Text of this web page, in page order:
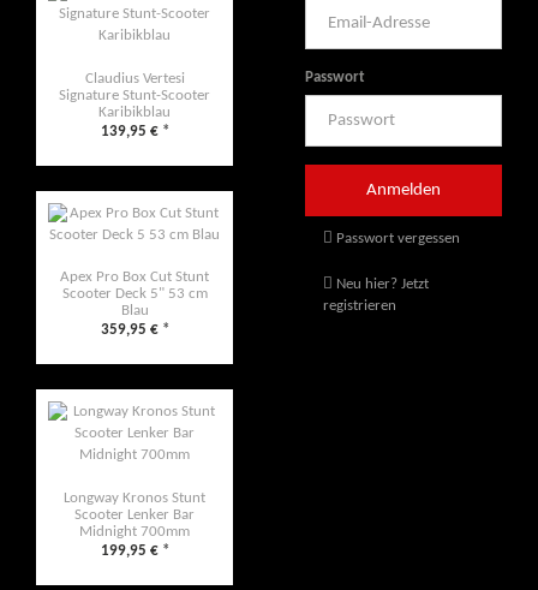
Claudius Vertesi
Signature Stunt-Scooter
Karibikblau
139,95 € *
Apex Pro Box Cut Stunt
Scooter Deck 5" 53 cm
Blau
359,95 € *
Longway Kronos Stunt
Scooter Lenker Bar
Midnight 700mm
199,95 € *
Passwort
Passwort vergessen
Neu hier? Jetzt
registrieren